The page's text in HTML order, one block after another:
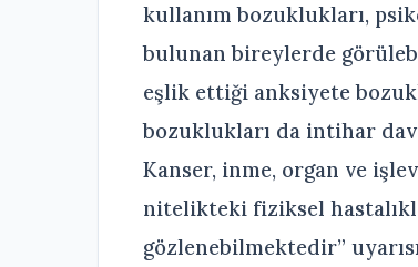
kullanım bozuklukları,
bulunan bireylerde
eşlik ettiği anksiyete
bozuklukları da intihar
Kanser, inme, organ ve
nitelikteki fiziksel
gözlenebilmektedir”